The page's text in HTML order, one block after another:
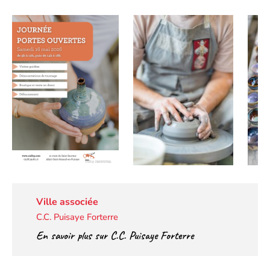
Ville associée
C.C. Puisaye Forterre
En savoir plus sur C.C. Puisaye Forterre